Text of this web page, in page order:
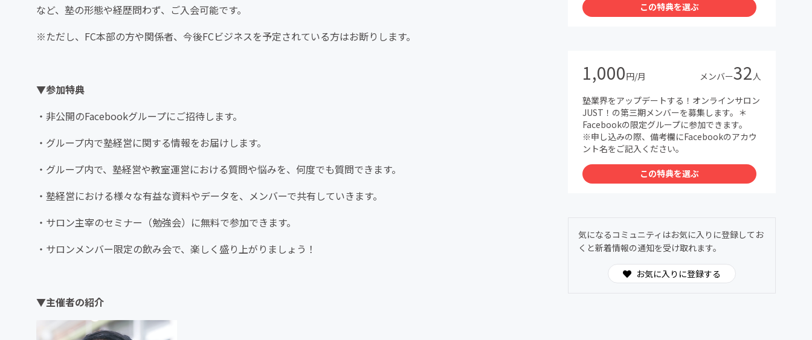
など、塾の形態や経歴問わず、ご入会可能です。
※ただし、FC本部の方や関係者、今後FCビジネスを予定されている方はお断りします。
▼参加特典
・非公開のFacebookグループにご招待します。
・グループ内で塾経営に関する情報をお届けします。
・グループ内で、塾経営や教室運営における質問や悩みを、何度でも質問できます。
・塾経営における様々な有益な資料やデータを、メンバーで共有していきます。
・サロン主宰のセミナー（勉強会）に無料で参加できます。
・サロンメンバー限定の飲み会で、楽しく盛り上がりましょう！
▼主催者の紹介
この特典を選ぶ
1,000円/月 メンバー32人
塾業界をアップデートする！オンラインサロン
JUST！の第三期メンバーを募集します。＊
Facebookの限定グループに参加できます。
※申し込みの際、備考欄にFacebookのアカウ
ント名をご記入ください。
この特典を選ぶ
気になるコミュニティはお気に入りに登録してお
くと新着情報の通知を受け取れます。
お気に入りに登録する